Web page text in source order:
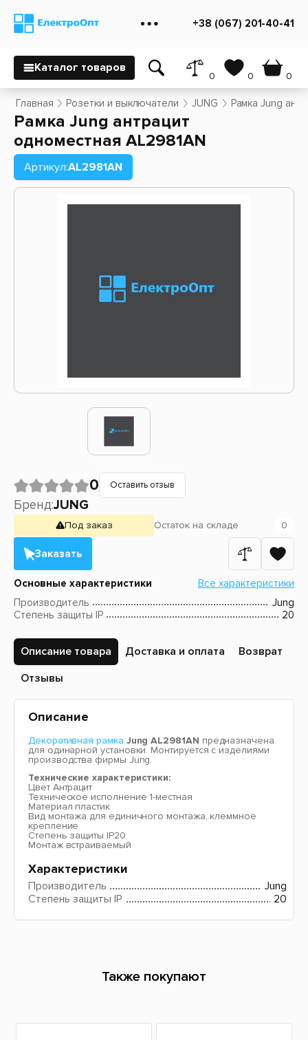
+38 (067) 201-40-41
Каталог товаров
0 0 0
Главная Розетки и выключатели JUNG Рамка Jung
Рамка Jung антрацит
одноместная AL2981AN
Артикул:AL2981AN
0 Оставить отзыв
Бренд:JUNG
Под заказ Остаток на складе 0
Заказать
Основные характеристики
Все характеристики
Производитель
Jung
Степень защиты IP
20
Описание товара Доставка и оплата
Возврат
Отзывы
Описание
Декоративная рамка Jung AL2981AN предназначена
для одинарной установки. Монтируется с изделиями
производства фирмы Jung.
Технические характеристики:
Цвет Антрацит
Техническое исполнение 1-местная
Материал пластик
Вид монтажа для единичного монтажа, клеммное
крепление
Степень защиты IP20
Монтаж встраиваемый
Характеристики
Производитель
Jung
Степень защиты IP
20
Также покупают